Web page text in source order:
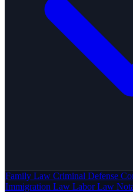
Family Law Criminal Defense
Immigration Law Labor Law